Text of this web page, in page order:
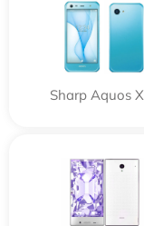
Sharp Aquos